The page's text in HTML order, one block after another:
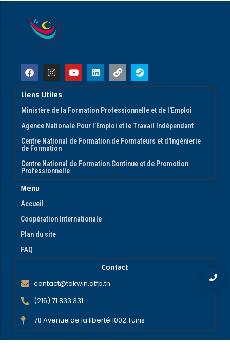
Liens Utiles
Ministère de la Formation Professionnelle et de l'Emploi
Agence Nationale Pour l’Emploi et le Travail Indépendant
Centre National de Formation de Formateurs et d'Ingénierie
de Formation
Centre National de Formation Continue et de Promotion
Professionnelle
Menu
Accueil
Coopération Internationale
Plan du site
FAQ
Contact
contact@takwin.atfp.tn
(216) 71 833 331
78 Avenue de la liberté 1002 Tunis